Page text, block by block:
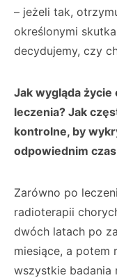
– jeżeli tak,
określonymi
decydujemy, czy
Jak wygląda
leczenia? Jak
kontrolne, by
odpowiednim
Zarówno po
radioterapii
dwóch latach po
miesiące, a potem
wszystkie badania